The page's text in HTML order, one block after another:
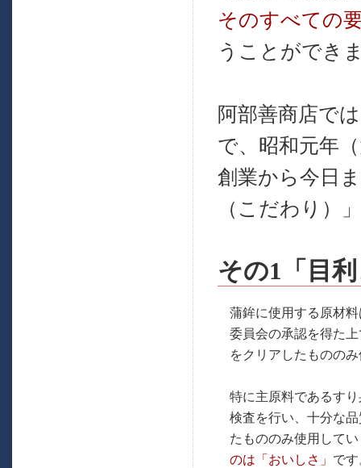
そのすべての
うことができ
阿部善商店で
で、昭和元年
創業から今日
（こだわり）
その1「目
蒲鉾に使用する原材
委員会の承認を得た
をクリアしたものの
特に主原料であるす
検査を行い、十分な
たもののみ使用して
のは「おいしさ」 で